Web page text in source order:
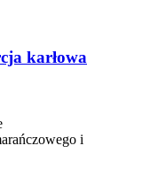
karłowa
i